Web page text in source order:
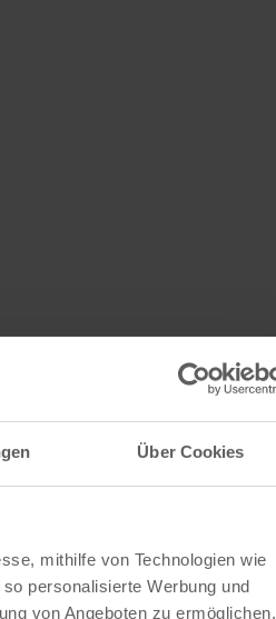
Über Cookies
mithilfe von Technologien wie
personalisierte Werbung und
von Angeboten zu ermöglichen.